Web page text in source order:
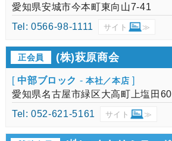
愛知県安城市今本町東向山7-41
Tel: 0566-98-1111
サイト ≫
正会員 (株)萩原商会
[中部ブロック - 本社／本店 ]
愛知県名古屋市緑区大高町上塩田60
Tel: 052-621-5161
サイト ≫